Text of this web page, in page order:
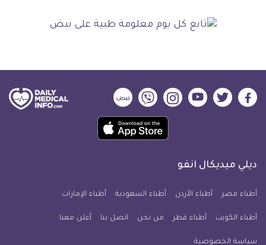
ديلي
فيسبوك
ديلي
تويتر
ديلي
ميديكال
يوتيوب
ديلي
ميديكال
انفو
ديلي
ميديكال
انفو
ديلي
ميديكال
انفو
حمل
تطبيق
معلومة
للآيفون
ديلي ميديكال انفو
أطباء مصر أطباء الأردن أطباء السعودية أطباء الإمارات
أطباء الكويت أطباء قطر من نحن اتصل بنا أعلن معنا
سياسة الخصوصية